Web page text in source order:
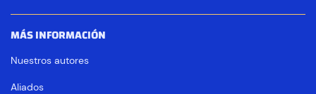
MÁS INFORMACIÓN
Nuestros autores
Aliados